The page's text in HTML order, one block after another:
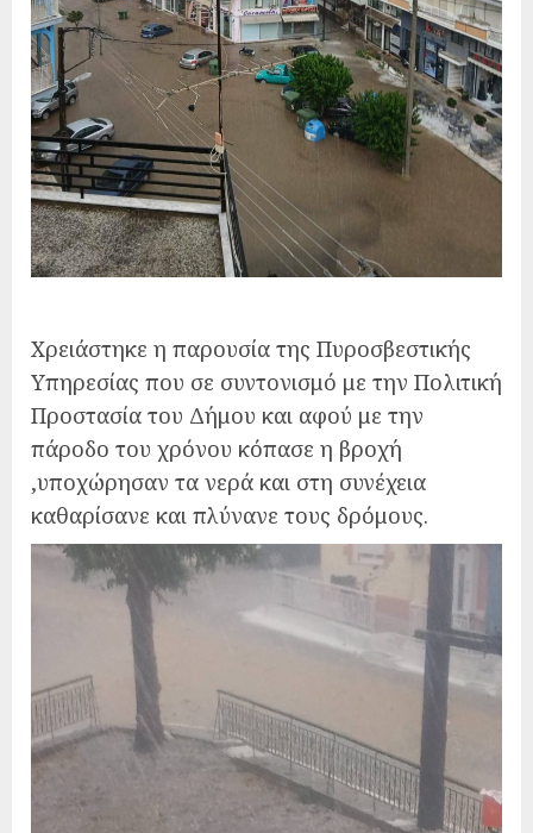
Χρειάστηκε η παρουσία της Πυροσβεστικής
Υπηρεσίας που σε συντονισμό με την Πολιτική
Προστασία του Δήμου και αφού με την
πάροδο του χρόνου κόπασε η βροχή
,υποχώρησαν τα νερά και στη συνέχεια
καθαρίσανε και πλύνανε τους δρόμους.